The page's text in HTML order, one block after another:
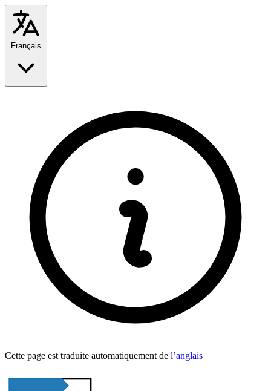
Cette page est traduite automa­tique­ment de l’anglais